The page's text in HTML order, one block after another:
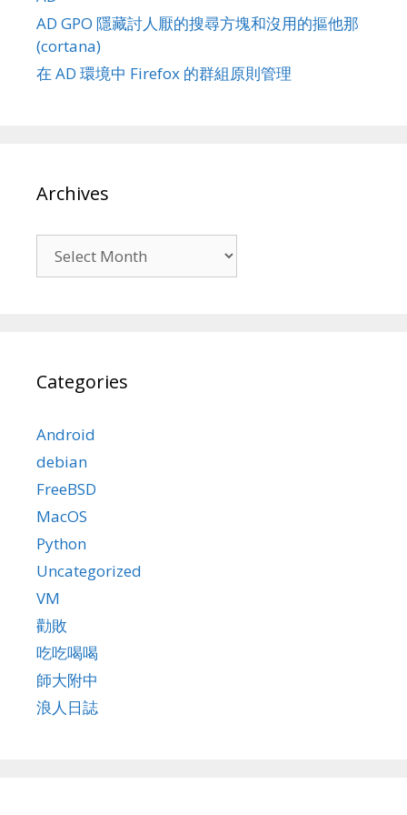
AD GPO 隱藏討人厭的搜尋方塊和沒用的摳他那
(cortana)
在 AD 環境中 Firefox 的群組原則管理
Archives
Categories
Android
debian
FreeBSD
MacOS
Python
Uncategorized
VM
勸敗
吃吃喝喝
師大附中
浪人日誌